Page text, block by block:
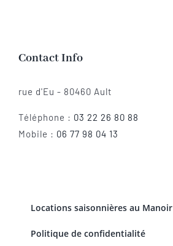
Contact Info
rue d'Eu - 80460 Ault
Téléphone : 03 22 26 80 88
Mobile : 06 77 98 04 13
Locations saisonnières au Manoir
Politique de confidentialité